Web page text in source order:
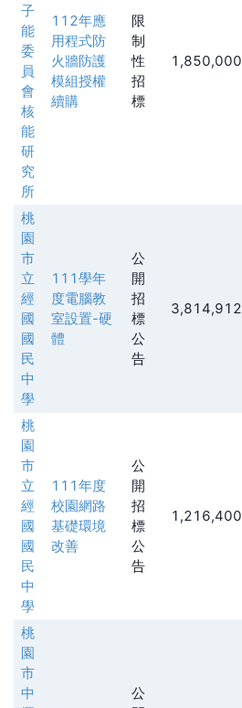
子
能
委
員
會
核
能
研
究
所
112年應
用程式防
火牆防護
模組授權
續購
限
制
性
招
標
1,850,000
桃
園
市
立
經
國
國
民
中
學
111學年
度電腦教
室設置-硬
體
公
開
招
標
公
告
3,814,912
桃
園
市
立
經
國
國
民
中
學
111年度
校園網路
基礎環境
改善
公
開
招
標
公
告
1,216,400
桃
園
市
中
公